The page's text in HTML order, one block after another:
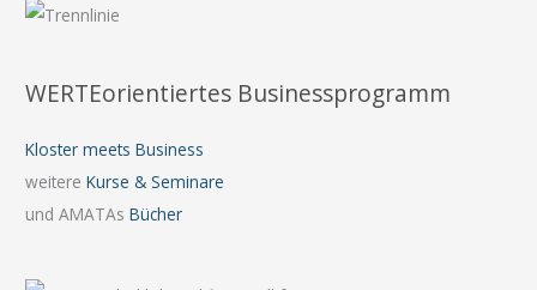
WERTEorientiertes Businessprogramm
Kloster meets Business
weitereKurse & Seminare
und AMATAsBücher